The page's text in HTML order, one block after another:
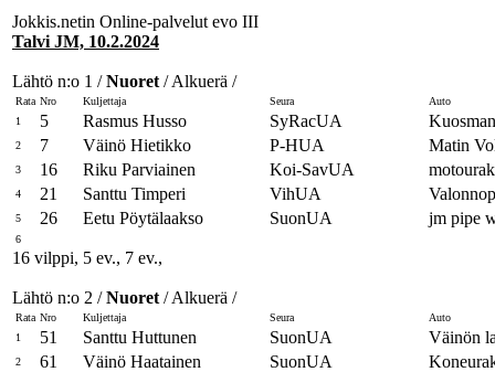
Jokkis.netin Online-palvelut evo III
Talvi JM, 10.2.2024
Lähtö n:o 1 /Nuoret / Alkuerä /
Rata Nro Kuljettaja Seura
Auto
1
5 Rasmus Husso SyRacUA
2 7 Väinö Hietikko P-HUA Matin
3 16 Riku Parviainen Koi-SavUA
4 21 Santtu Timperi VihUA
5 26 Eetu Pöytälaakso SuonUA jm pipe
6
16 vilppi, 5 ev., 7 ev.,
Lähtö n:o 2 /Nuoret / Alkuerä /
Rata Nro Kuljettaja Seura
Auto
1
51 Santtu Huttunen SuonUA Väinön
2 61 Väinö Haatainen SuonUA